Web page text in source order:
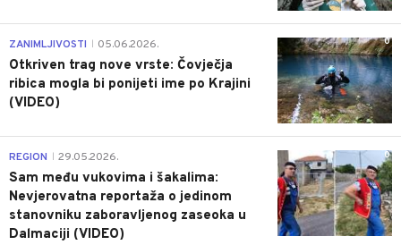
0
ZANIMLJIVOSTI 05.06.2026.
Otkriven trag nove vrste: Čovječja
ribica mogla bi ponijeti ime po Krajini
(VIDEO)
0
REGION 29.05.2026.
Sam među vukovima i šakalima:
Nevjerovatna reportaža o jedinom
stanovniku zaboravljenog zaseoka u
Dalmaciji (VIDEO)